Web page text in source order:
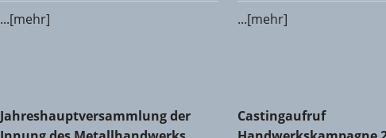
...[mehr] ...[mehr]
Jahreshauptversammlung der Innung des Metallhandwerks
Jahreshauptversammlung der
Castingaufruf
Castingaufruf